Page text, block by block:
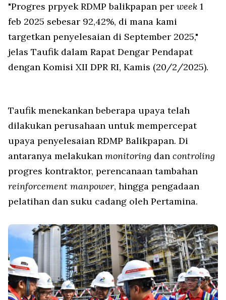
"Progres prpyek RDMP balikpapan per week 1
feb 2025 sebesar 92,42%, di mana kami
targetkan penyelesaian di September 2025,"
jelas Taufik dalam Rapat Dengar Pendapat
dengan Komisi XII DPR RI, Kamis (20/2/2025).
Taufik menekankan beberapa upaya telah
dilakukan perusahaan untuk mempercepat
upaya penyelesaian RDMP Balikpapan. Di
antaranya melakukan monitoring dan controling
progres kontraktor, perencanaan tambahan
reinforcement manpower, hingga pengadaan
pelatihan dan suku cadang oleh Pertamina.